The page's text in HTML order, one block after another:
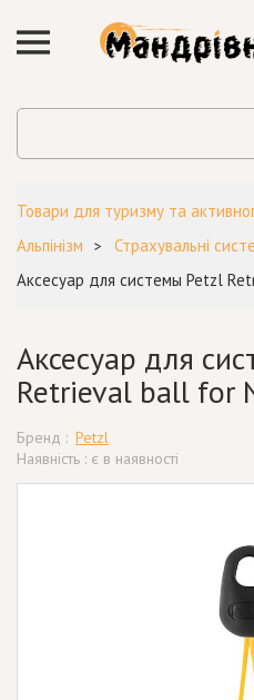
Товари для туризму та
Альпінізм
Страхувальні
Аксесуар для системы Petzl
Аксесуар для
Retrieval ball for
Бренд : Petzl
Наявність : є в наявності